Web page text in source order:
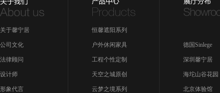
关于馨宁居
公司文化
法律顾问
设计师
形象代言
恒馨遮阳系列
户外休闲家具
工程个性定制
天空之城原创
云梦之境系列
德国Sinlege
深圳馨宁居
海坨山谷花园
北京体验馆